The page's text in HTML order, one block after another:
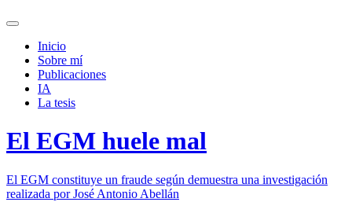
Alternar
campo
búsqueda
Inicio
Sobre mí­
Publicaciones
IA
La tesis
El EGM huele mal
El EGM constituye un fraude según demuestra una investigación
realizada por José Antonio Abellán